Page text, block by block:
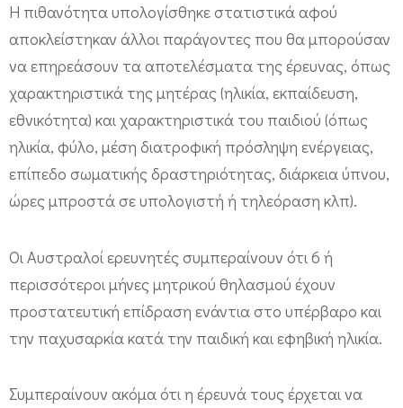
ή
κ
α
ι
ε
φ
η
ι
κ
ή
η
ι
Η πιθανότητα υπολογίσθηκε στατιστικά αφού
αποκλείστηκαν άλλοι παράγοντες που θα μπορούσαν
να επηρεάσουν τα αποτελέσματα της έρευνας, όπως
χαρακτηριστικά της μητέρας (ηλικία, εκπαίδευση,
εθνικότητα) και χαρακτηριστικά του παιδιού (όπως
ηλικία, φύλο, μέση διατροφική πρόσληψη ενέργειας,
επίπεδο σωματικής δραστηριότητας, διάρκεια ύπνου,
ώρες μπροστά σε υπολογιστή ή τηλεόραση κλπ).
Οι Αυστραλοί ερευνητές συμπεραίνουν ότι 6 ή
περισσότεροι μήνες μητρικού θηλασμού έχουν
προστατευτική επίδραση ενάντια στο υπέρβαρο και
την παχυσαρκία κατά την παιδική και εφηβική ηλικία.
Συμπεραίνουν ακόμα ότι η έρευνά τους έρχεται να